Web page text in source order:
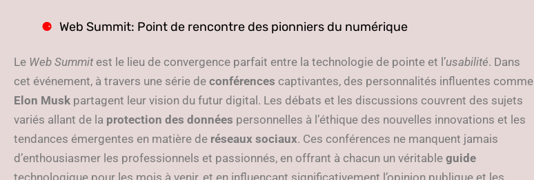
Web Summit: Point de rencontre des pionniers du numérique
Le Web Summitest le lieu de convergence parfait entre la technologie de pointe et l’usabilité. Dans
cet événement, à travers une série de conférences captivantes, des personnalités influentes comme
Elon Musk partagent leur vision du futur digital. Les débats et les discussions couvrent des sujets
variés allant de la protection des données personnelles à l’éthique des nouvelles innovations et les
tendances émergentes en matière de réseaux sociaux. Ces conférences ne manquent jamais
d’enthousiasmer les professionnels et passionnés, en offrant à chacun un véritable guide
technologique pour les mois à venir, et en influençant significativement l’opinion publique et les